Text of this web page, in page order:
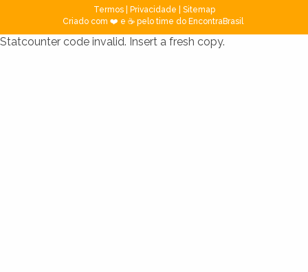
Termos| Privacidade
Sitemap
Criado com ❤️ e ☕ pelo time do EncontraBrasil
Statcounter code invalid. Insert a fresh copy.